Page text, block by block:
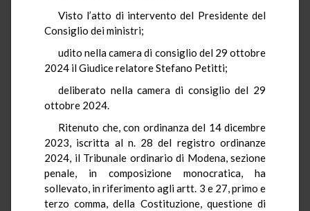
Visto l’atto di intervento del Presidente del
Consiglio dei ministri;
udito nella camera di consiglio del 29 ottobre
2024 il Giudice relatore Stefano Petitti;
deliberato nella camera di consiglio del 29
ottobre 2024.
Ritenuto che, con ordinanza del 14 dicembre
2023, iscritta al n. 28 del registro ordinanze
2024, il Tribunale ordinario di Modena, sezione
penale, in composizione monocratica, ha
sollevato, in riferimento agli artt. 3 e 27, primo e
terzo comma, della Costituzione, questione di